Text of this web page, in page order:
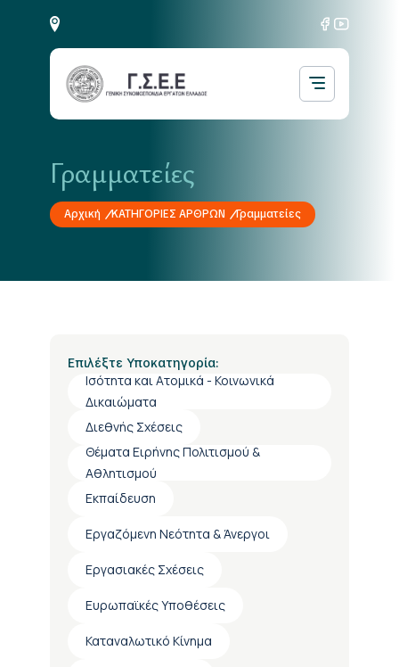
Γραμματείες
Αρχική ΚΑΤΗΓΟΡΙΕΣ ΑΡΘΡΩΝ Γραμματείες
Επιλέξτε Υποκατηγορία:
Ισότητα και Ατομικά - Κοινωνικά
Δικαιώματα
Διεθνής Σχέσεις
Θέματα Ειρήνης Πολιτισμού &
Αθλητισμού
Εκπαίδευση
Εργαζόμενη Νεότητα & Άνεργοι
Εργασιακές Σχέσεις
Ευρωπαϊκές Υποθέσεις
Καταναλωτικό Κίνημα